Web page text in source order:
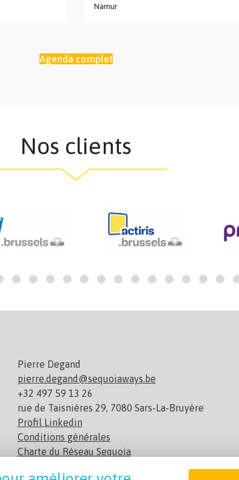
Namur
Agenda complet
Nos clients
Pierre Degand
pierre.degand@sequoiaways.be
+32 497 59 13 26
rue de Taisnières 29, 7080 Sars-La-Bruyère
Profil Linkedin
Conditions générales
Charte du Réseau Sequoia